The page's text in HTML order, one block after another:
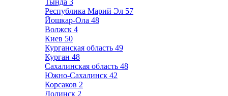
Тында 3
Республика Марий Эл 57
Йошкар-Ола 48
Волжск 4
Киев 50
Курганская область 49
Курган 48
Сахалинская область 48
Южно-Сахалинск 42
Корсаков 2
Долинск 2